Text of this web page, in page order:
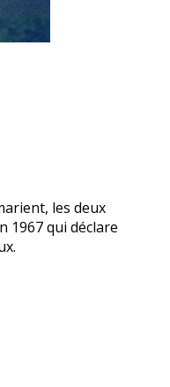
les deux
1967 qui déclare